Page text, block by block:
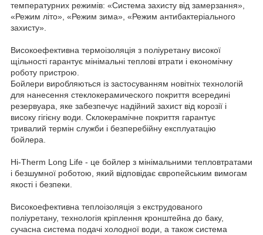
температурних режимів: «Система захисту від замерзання»,
«Режим літо», «Режим зима», «Режим антибактеріального
захисту».
Високоефективна термоізоляція з поліуретану високої
щільності гарантує мінімальні теплові втрати і економічну
роботу пристрою.
Бойлери виробляються із застосуванням новітніх технологій
для нанесення стеклокерамического покриття всередині
резервуара, яке забезпечує надійний захист від корозії і
високу гігієну води. Склокерамічне покриття гарантує
тривалий термін служби і безперебійну експлуатацію
бойлера.
Hi-Therm Long Life - це бойлер з мінімальними тепловтратами
і безшумної роботою, який відповідає європейським вимогам
якості і безпеки.
Високоефективна теплоізоляція з екструдованого
поліуретану, технологія кріплення кронштейна до баку,
сучасна система подачі холодної води, а також система